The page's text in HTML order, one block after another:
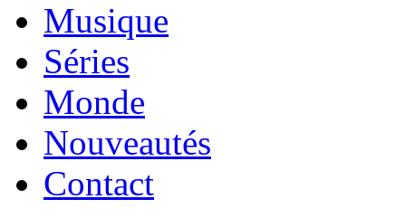
Musique
Séries
Monde
Nouveautés
Contact